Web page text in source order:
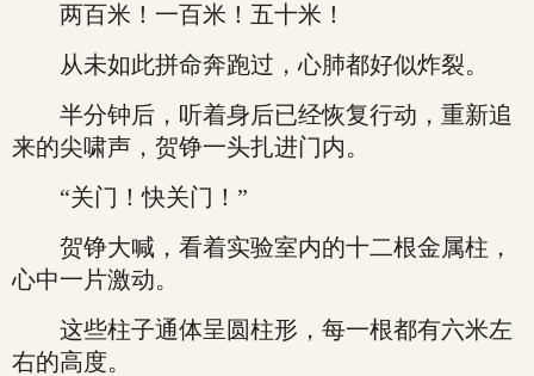
两百米！一百米！五十米！
从未如此拼命奔跑过，心肺都好似炸裂。
半分钟后，听着身后已经恢复行动，重新追
来的尖啸声，贺铮一头扎进门内。
“关门！快关门！”
贺铮大喊，看着实验室内的十二根金属柱，
心中一片激动。
这些柱子通体呈圆柱形，每一根都有六米左
右的高度。